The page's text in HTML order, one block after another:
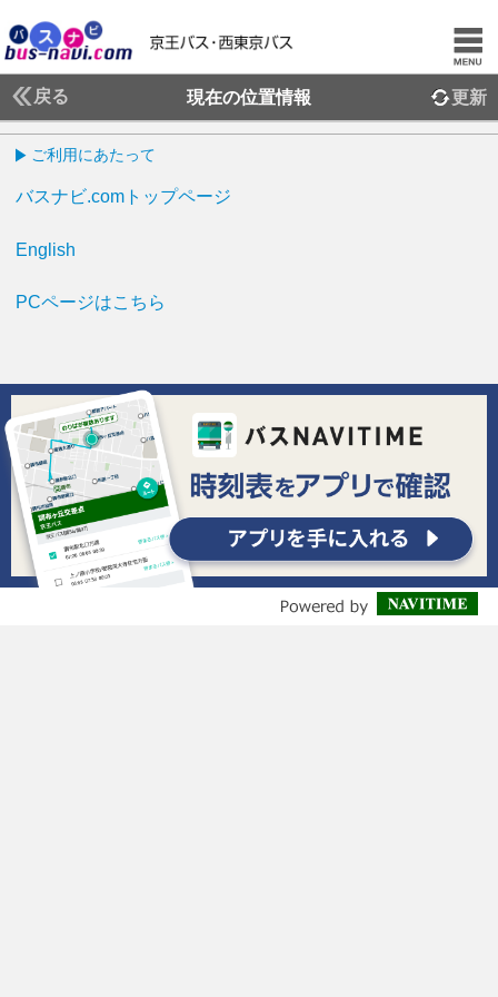
戻る 現在の位置情報 更新
ご利用にあたって
バスナビ.comトップページ
English
PCページはこちら